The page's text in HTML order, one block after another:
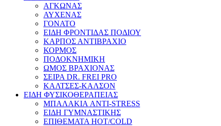
ΑΓΚΩΝΑΣ
ΑΥΧΕΝΑΣ
ΓΟΝΑΤΟ
ΕΙΔΗ ΦΡΟΝΤΙΔΑΣ ΠΟΔΙΟΥ
ΚΑΡΠΟΣ ΑΝΤΙΒΡΑΧΙΟ
ΚΟΡΜΟΣ
ΠΟΔΟΚΝΗΜΙΚΗ
ΩΜΟΣ ΒΡΑΧΙΟΝΑΣ
ΣΕΙΡΑ DR. FREI PRO
ΚΑΛΤΣΕΣ-ΚΑΛΣΟΝ
ΕΙΔΗ ΦΥΣΙΚΟΘΕΡΑΠΕΙΑΣ
ΜΠΑΛΑΚΙΑ ANTI-STRESS
ΕΙΔΗ ΓΥΜΝΑΣΤΙΚΗΣ
ΕΠΙΘΕΜΑΤΑ HOT/COLD